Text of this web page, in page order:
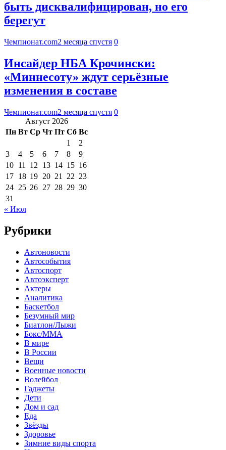
быть дисквалифицирован, но его
берегут
Чемпионат.com2 месяца спустя 0
Инсайдер НБА Крочински:
«Миннесоту» ждут серьёзные
изменения в составе
Чемпионат.com2 месяца спустя 0
Август 2026
Пн Вт Ср Чт Пт Сб Вс
1
2
3
4 5 6 7 8
9
10 11 12 13 14 15 16
17 18 19 20 21 22 23
24 25 26 27 28 29 30
31
« Июл
Рубрики
Автоновости
Автособытия
Автоспорт
Автоэксперт
Актеры
Аналитика
Баскетбол
Безумный мир
Биатлон/Лыжи
Бокс/MMA
В мире
В России
Вещи
Военные новости
Волейбол
Гаджеты
Дети
Дом и сад
Еда
Звёзды
Здоровье
Зимние виды спорта